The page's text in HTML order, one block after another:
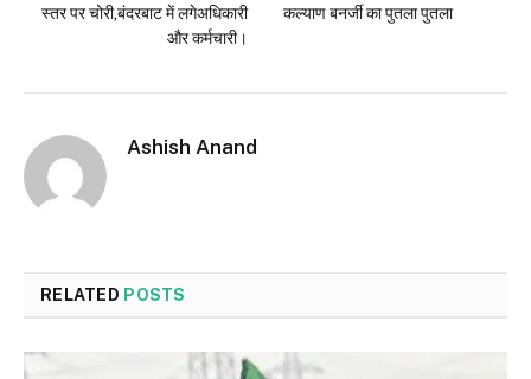
स्तर पर चोरी,बंदरबाट में लगेअधिकारी
और कर्मचारी।
कल्याण बनर्जी का पुतला पुतला
Ashish Anand
RELATED POSTS